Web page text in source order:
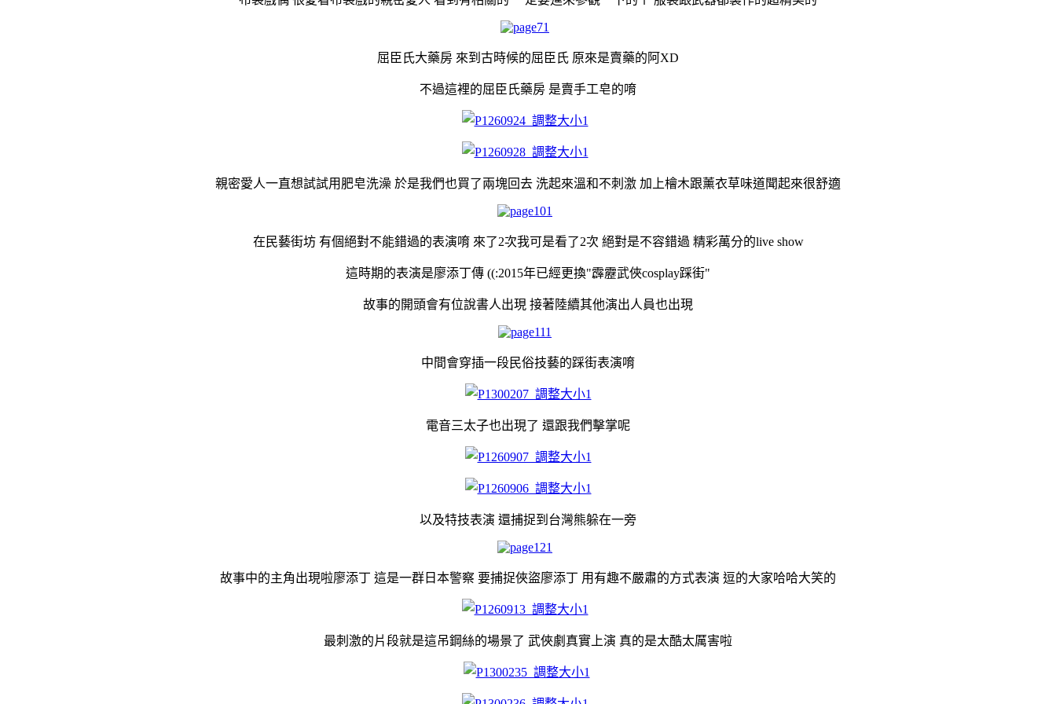
屈臣氏大藥房 來到古時候的屈臣氏 原來是賣藥的阿XD
不過這裡的屈臣氏藥房 是賣手工皂的唷
親密愛人一直想試試用肥皂洗澡 於是我們也買了兩塊回去 洗起來溫和不刺激 加上檜木跟薰衣草味道聞起來很舒適
在民藝街坊 有個絕對不能錯過的表演唷 來了2次我可是看了2次 絕對是不容錯過 精彩萬分的live show
這時期的表演是廖添丁傳 ((:2015年已經更換"霹靂武俠cosplay踩街"
故事的開頭會有位說書人出現 接著陸續其他演出人員也出現
中間會穿插一段民俗技藝的踩街表演唷
電音三太子也出現了 還跟我們擊掌呢
以及特技表演 還捕捉到台灣熊躲在一旁
故事中的主角出現啦廖添丁 這是一群日本警察 要捕捉俠盜廖添丁 用有趣不嚴肅的方式表演 逗的大家哈哈大笑的
最刺激的片段就是這吊鋼絲的場景了 武俠劇真實上演 真的是太酷太厲害啦